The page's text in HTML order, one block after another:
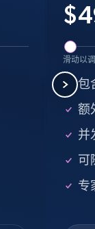
$
滑动以
包
额
并
可
专